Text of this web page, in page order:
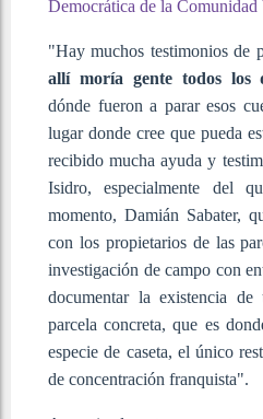
Democrática de la Comunidad
"Hay muchos testimonios de
allí moría gente todos los
dónde fueron a parar esos
lugar donde cree que pueda
recibido mucha ayuda y
Isidro, especialmente del
momento, Damián Sabater,
con los propietarios de las
investigación de campo con
documentar la existencia
parcela concreta, que es
especie de caseta, el único
de concentración franquista".